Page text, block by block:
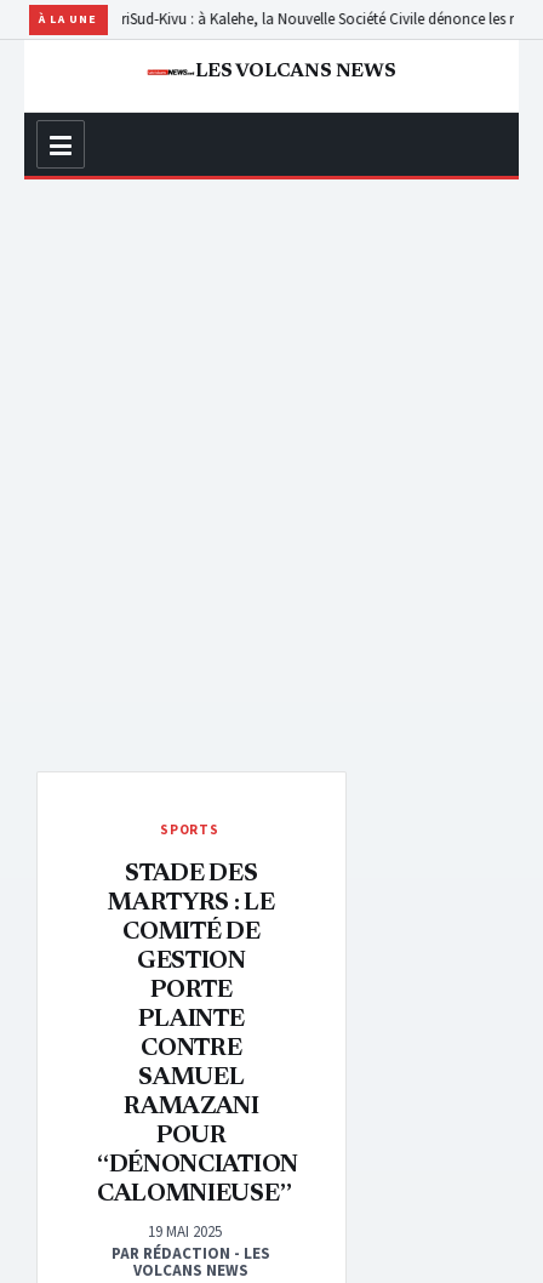
À LA UNE
Babila TeturiSud-Kivu : à Kalehe, la Nouvelle Société Civile dénonce les retards de
LES VOLCANS NEWS
SPORTS
STADE DES
MARTYRS : LE
COMITÉ DE
GESTION
PORTE
PLAINTE
CONTRE
SAMUEL
RAMAZANI
POUR
“DÉNONCIATION
CALOMNIEUSE”
19 MAI 2025
PAR RÉDACTION - LES
VOLCANS NEWS